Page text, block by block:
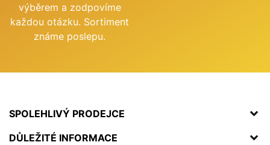
výběrem a zodpovíme
každou otázku. Sortiment
známe poslepu.
SPOLEHLIVÝ PRODEJCE
DŮLEŽITÉ INFORMACE